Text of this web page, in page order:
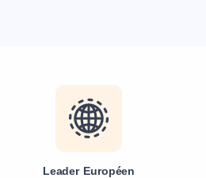
Leader Européen